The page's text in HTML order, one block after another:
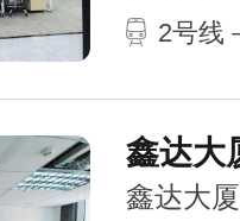
2号线
鑫达大
鑫达大